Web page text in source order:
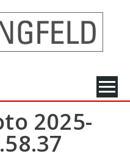
2025-